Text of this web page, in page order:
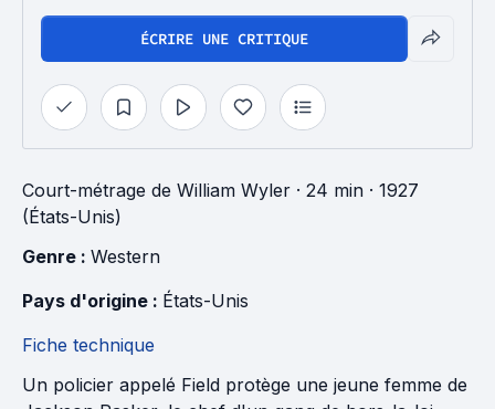
ÉCRIRE UNE CRITIQUE
Court-métrage de William Wyler · 24 min · 1927
(États-Unis)
Genre : Western
Pays d'origine : États-Unis
Fiche technique
Un policier appelé Field protège une jeune femme de